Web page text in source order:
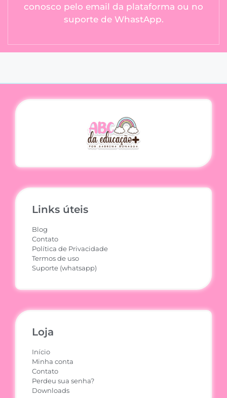
conosco pelo email da plataforma ou no
suporte de WhastApp.
Links úteis
Blog
Contato
Política de Privacidade
Termos de uso
Suporte (whatsapp)
Loja
Início
Minha conta
Contato
Perdeu sua senha?
Downloads